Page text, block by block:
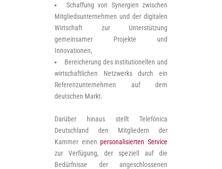
Schaffung von Synergien zwischen
Mitgliedsunternehmen und der digitalen
Wirtschaft zur Unterstützung
gemeinsamer Projekte und
Innovationen,
Bereicherung des institutionellen und
wirtschaftlichen Netzwerks durch ein
Referenzunternehmen auf dem
deutschen Markt.
Darüber hinaus stellt Telefónica
Deutschland den Mitgliedern der
Kammer einenpersonalisierten Service
zur Verfügung, der speziell auf die
Bedürfnisse der angeschlossenen